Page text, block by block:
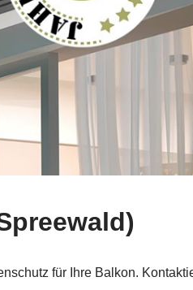
für Ihre Balkon.